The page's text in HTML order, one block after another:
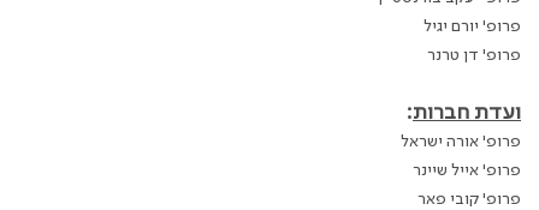
פרופ' יורם יגיל
פרופ' דן טרנר
ועדת חברות:
פרופ' אורה ישראל
פרופ' אייל שיינר
פרופ' קובי פאר